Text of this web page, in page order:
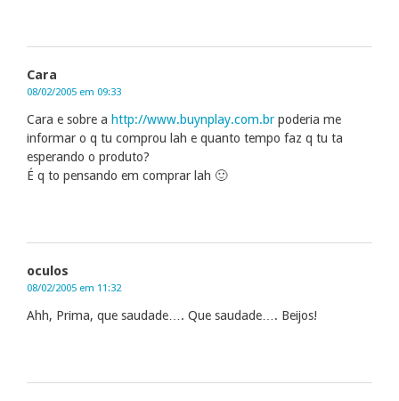
Cara
08/02/2005 em 09:33
Cara e sobre a http://www.buynplay.com.br poderia me
informar o q tu comprou lah e quanto tempo faz q tu ta
esperando o produto?
É q to pensando em comprar lah 🙂
oculos
08/02/2005 em 11:32
Ahh, Prima, que saudade…. Que saudade…. Beijos!